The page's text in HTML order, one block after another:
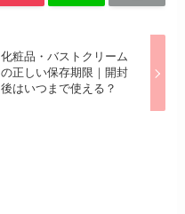
化粧品・バストクリーム
の正しい保存期限｜開封
後はいつまで使える？